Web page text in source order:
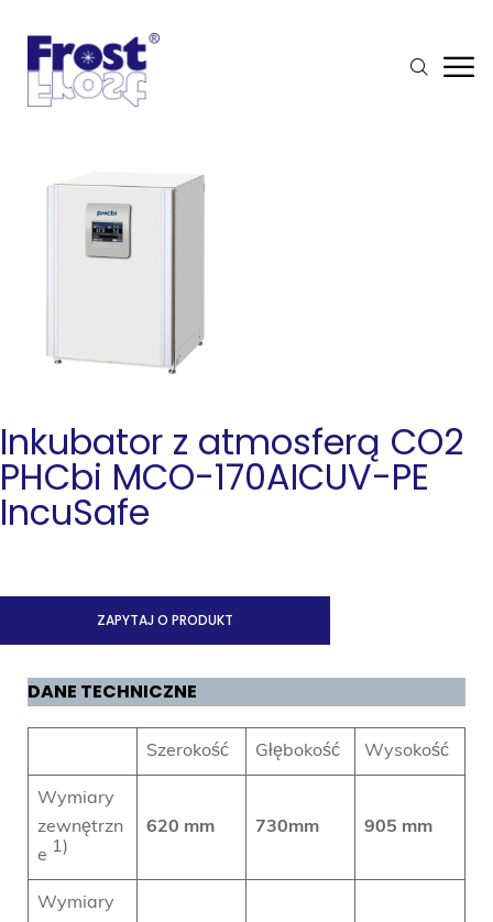
Inkubator z atmosferą CO2
PHCbi MCO-170AICUV-PE
IncuSafe
ZAPYTAJ O PRODUKT
DANE TECHNICZNE
Szerokość Głębokość Wysokość
Wymiary
zewnętrzn
e 1)
620 mm 730mm 905 mm
Wymiary